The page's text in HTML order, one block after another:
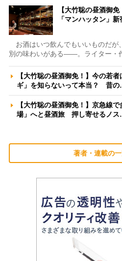
【大竹聡の昼酒御
「マンハッタン」
お酒はいつ飲んでもいいものだが
別の味わいがある――。ライター・
【大竹聡の昼酒御免！】今の若
ギ」を知らないって本当？ 昔
【大竹聡の昼酒御免！】京急線
場」へと昼酒旅 押し寄せるノ
著者・連載の